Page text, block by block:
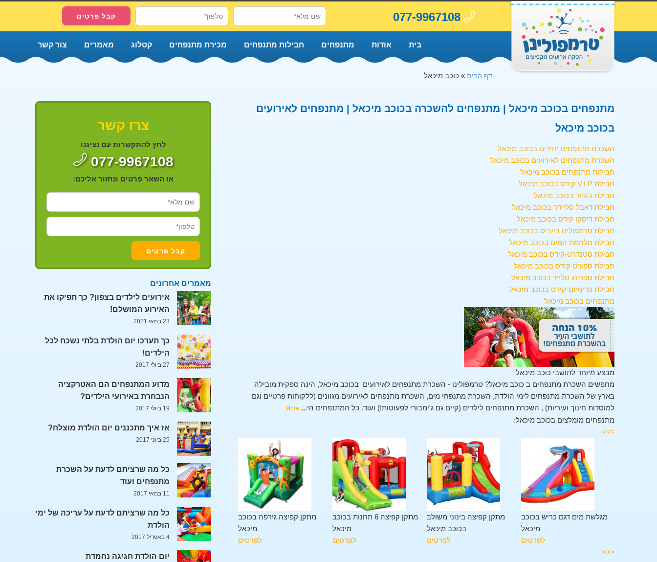
077-9967108
בית אודות מתנפחים חבילות מתנפחים מכירת מתנפחים קטלוג מאמרים צור קשר
דף הבית » כוכב מיכאל
מתנפחים בכוכב מיכאל | מתנפחים להשכרה בכוכב מיכאל | מתנפחים לאירועים
בכוכב מיכאל
השכרת מתנפחים יחידים בכוכב מיכאל
השכרת מתנפחים לאירועים בכוכב מיכאל
חבילות מתנפחים בכוכב מיכאל
חבילת V.I.P קידס בכוכב מיכאל
חבילת ג'וניור בכוכב מיכאל
חבילת דאבל סליידר בכוכב מיכאל
חבילת דיסקו קידס בכוכב מיכאל
חבילת טרמפולינו בייביס בכוכב מיכאל
חבילת מלחמת המים בכוכב מיכאל
חבילת סטנדרט-קידס בכוכב מיכאל
חבילת ספורט קידס בכוכב מיכאל
חבילת ספרינג סלייד בכוכב מיכאל
חבילת פרימיום-קידס בכוכב מיכאל
מתנפחים בכוכב מיכאל
מבצע מיוחד לתושבי כוכב מיכאל
מחפשים השכרת מתנפחים ב כוכב מיכאל? טרמפולינו - השכרת מתנפחים לאירועים בכוכב מיכאל, הינה ספקית מובילה
בארץ של השכרת מתנפחים לימי הולדת, השכרת מתנפחי מים, השכרת מתנפחים לאירועים מגוונים (ללקוחות פרטיים וגם
למוסדות חינוך ועיריות) , השכרת מתנפחים לילדים (קיים גם ג'ימבורי לפעוטות!) ועוד. כל המתנפחים הי...
More
מתנפחים מומלצים בכוכב מיכאל:
>>>
מתקן קפיצה גירפה בכוכב
מיכאל
לפרטים
מתקן קפיצה 6 תחנות בכוכב
מיכאל
לפרטים
מתקן קפיצה בינוני משולב
בכוכב מיכאל
לפרטים
מגלשת מים דגם כריש בכוכב
מיכאל
לפרטים
<<<
צרו קשר
לחץ להתקשרות עם נציגנו
077-9967108
או השאר פרטים ונחזור אליכם:
מאמרים אחרונים
אירועים לילדים בצפון? כך תפיקו את
האירוע המושלם!
23 במאי 2021
כך תערכו יום הולדת בלתי נשכח לכל
הילדים!
27 ביולי 2017
מדוע המתנפחים הם האטרקציה
הנבחרת באירועי הילדים?
19 ביולי 2017
אז איך מתכננים יום הולדת מוצלח?
25 ביוני 2017
כל מה שרציתם לדעת על השכרת
מתנפחים ועוד
11 במאי 2017
כל מה שרציתם לדעת על עריכה של ימי
הולדת
4 באפריל 2017
יום הולדת חגיגה נחמדת